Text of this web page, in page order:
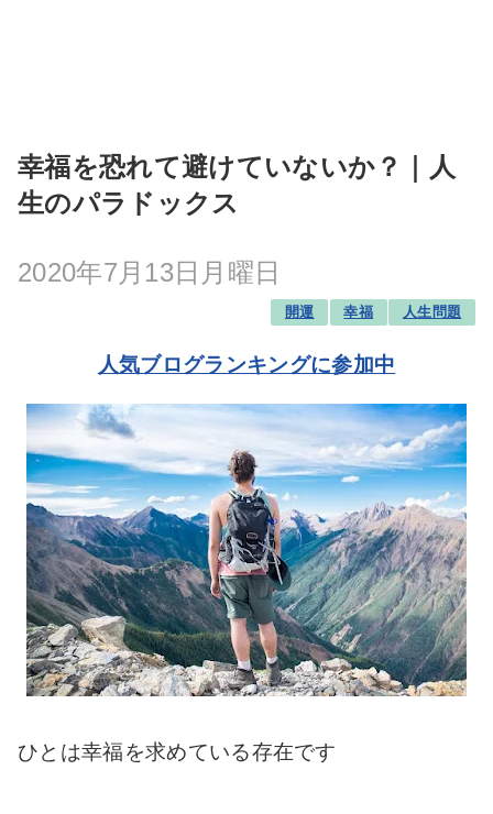
幸福を恐れて避けていないか？｜人
生のパラドックス
2020年7月13日月曜日
開運 幸福 人生問題
人気ブログランキングに参加中
ひとは幸福を求めている存在です